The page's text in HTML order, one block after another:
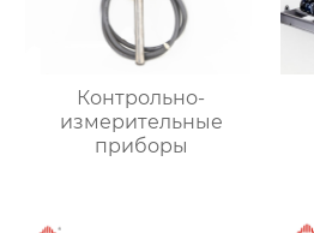
Контрольно-
измерительные
приборы